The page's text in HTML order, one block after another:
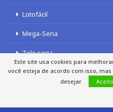
Lotofácil
Mega-Sena
Tele sena
Este site usa cookies para
você esteja de acordo com isso,
desejar.
Aceito